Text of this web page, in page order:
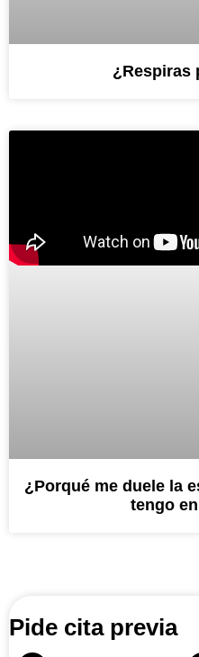
¿Respiras
¿Porqué me duele la
tengo
Pide cita previa